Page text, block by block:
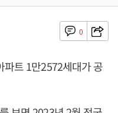
0
파트 1만2572세대가 공